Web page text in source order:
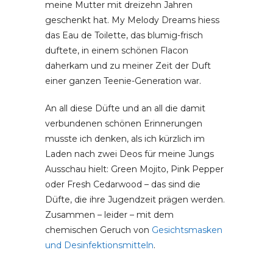
meine Mutter mit dreizehn Jahren
geschenkt hat. My Melody Dreams hiess
das Eau de Toilette, das blumig-frisch
duftete, in einem schönen Flacon
daherkam und zu meiner Zeit der Duft
einer ganzen Teenie-Generation war.
An all diese Düfte und an all die damit
verbundenen schönen Erinnerungen
musste ich denken, als ich kürzlich im
Laden nach zwei Deos für meine Jungs
Ausschau hielt: Green Mojito, Pink Pepper
oder Fresh Cedarwood – das sind die
Düfte, die ihre Jugendzeit prägen werden.
Zusammen – leider – mit dem
chemischen Geruch von Gesichtsmasken
und Desinfektionsmitteln.